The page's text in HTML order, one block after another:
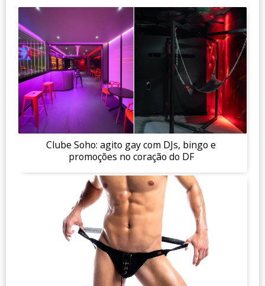
Clube Soho: agito gay com DJs, bingo e
promoções no coração do DF